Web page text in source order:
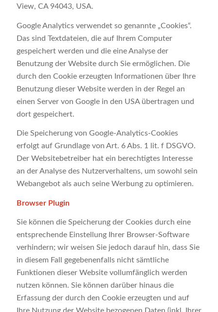
View, CA 94043, USA.
Google Analytics verwendet so genannte „Cookies“.
Das sind Textdateien, die auf Ihrem Computer
gespeichert werden und die eine Analyse der
Benutzung der Website durch Sie ermöglichen. Die
durch den Cookie erzeugten Informationen über Ihre
Benutzung dieser Website werden in der Regel an
einen Server von Google in den USA übertragen und
dort gespeichert.
Die Speicherung von Google-Analytics-Cookies
erfolgt auf Grundlage von Art. 6 Abs. 1 lit. f DSGVO.
Der Websitebetreiber hat ein berechtigtes Interesse
an der Analyse des Nutzerverhaltens, um sowohl sein
Webangebot als auch seine Werbung zu optimieren.
Browser Plugin
Sie können die Speicherung der Cookies durch eine
entsprechende Einstellung Ihrer Browser-Software
verhindern; wir weisen Sie jedoch darauf hin, dass Sie
in diesem Fall gegebenenfalls nicht sämtliche
Funktionen dieser Website vollumfänglich werden
nutzen können. Sie können darüber hinaus die
Erfassung der durch den Cookie erzeugten und auf